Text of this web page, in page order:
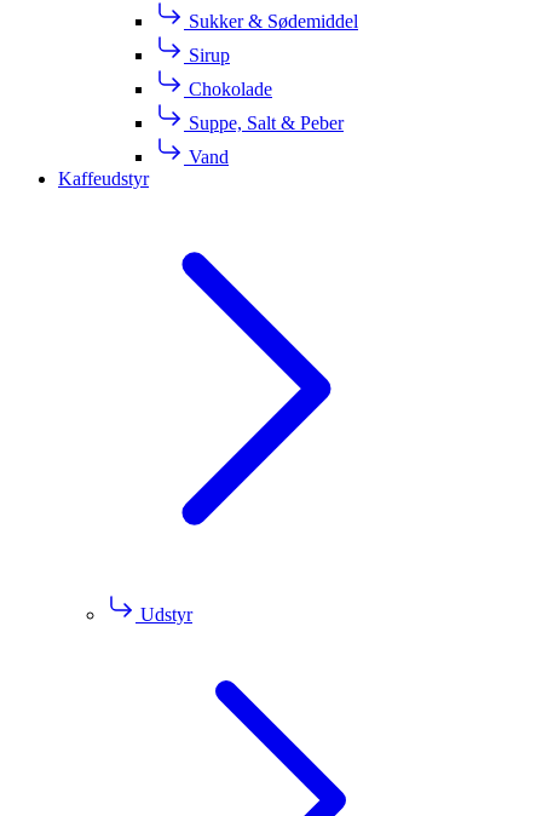
Sukker & Sødemiddel
Sirup
Chokolade
Suppe, Salt & Peber
Vand
Kaffeudstyr
Udstyr